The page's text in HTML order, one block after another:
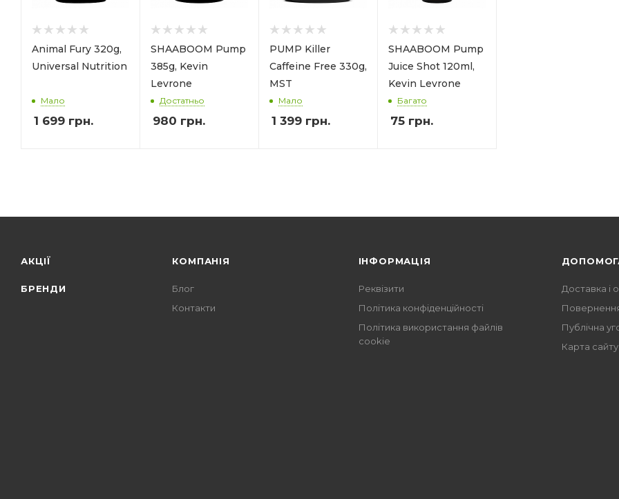
Animal Fury 320g,
Universal Nutrition
Мало
1 699 грн.
SHAABOOM Pump
385g, Kevin
Levrone
Достатньо
980 грн.
PUMP Killer
Caffeine Free 330g,
MST
Мало
1 399 грн.
SHAABOOM Pump
Juice Shot 120ml,
Kevin Levrone
Багато
75 грн.
АКЦІЇ
БРЕНДИ
КОМПАНІЯ
Блог
Контакти
ІНФОРМАЦІЯ
Реквізити
Політика конфіденційності
Політика використання файлів
cookie
Доставка і
Публічна
Карта сайту